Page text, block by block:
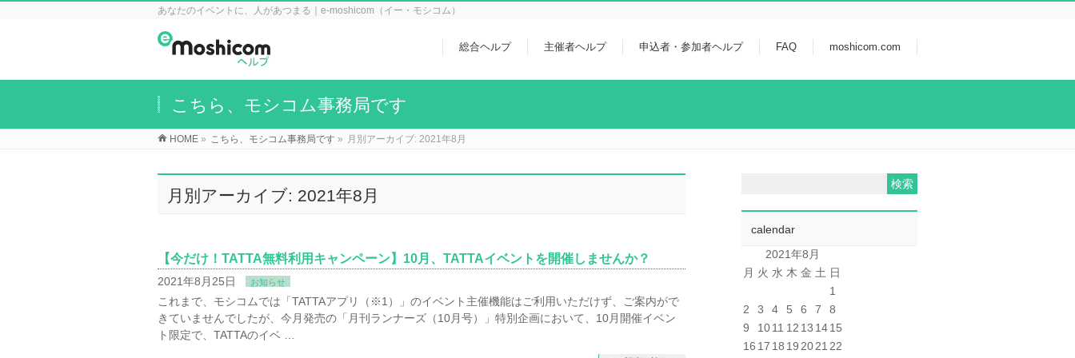
あなたのイベントに、人があつまる｜e-moshicom（イー・モシコム）
総合ヘルプ 主催者ヘルプ 申込者・参加者ヘルプ FAQ moshicom.com
こちら、モシコム事務局です
HOME » こちら、モシコム事務局です » 月別アーカイブ: 2021年8月
月別アーカイブ: 2021年8月
【今だけ！TATTA無料利用キャンペーン】10月、TATTAイベントを開催しませんか？
2021年8月25日 お知らせ
これまで、モシコムでは「TATTAアプリ（※1）」のイベント主催機能はご利用いただけず、ご案内がで
きていませんでしたが、今月発売の「月刊ランナーズ（10月号）」特別企画において、10月開催イベン
ト限定で、TATTAのイベ …
calendar
2021年8月
月 火 水 木 金 土 日
1
2
3 4 5 6 7
8
9
1011 12 13 1415
16 17 18 19 2021 22